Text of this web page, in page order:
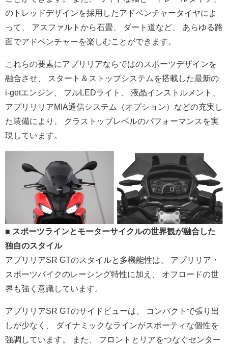
のトレッドデザインを採用したアドベンチャータイヤによ
って、 アスファルトから石畳、 ダート道など、 あらゆる路
面でアドベンチャーを楽しむことができます。
これらの要素にアプリリアならではのスポーツデザインを
融合させ 、 スタート＆ストップシステムを搭載した最新の
i-getエンジン、 フルLEDライト、 液晶インストルメント、
アプリリリアMIA通信システム（オプション） などの充実し
た装備により、 クラストップレベルのパフォーマンスを実
現しています。
■ スポーツラインとモーターサイクルの世界観が融合した
独自のスタイル
アプリリアSR GTのスタイルと多機能性は、 アプリリア・
スポーツバイクのレーシング特性に加え、 オフロードの世
界も強く意識しています。
アプリリアSR GTのサイドビューは、 コンパクトで張り出
しが少なく、 ダイナミックなラインがスポーティな個性を
強調しています。 また、 フロントとリアをつなぐセンター